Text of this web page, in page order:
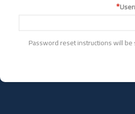
Password reset instructions will